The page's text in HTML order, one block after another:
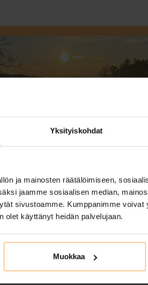
Yksityiskohdat
ja mainosten räätälöimiseen,
jaamme sosiaalisen median,
sivustoamme. Kumppanimme voivat
olet käyttänyt heidän palvelujaan.
Muokkaa
talvinen loma